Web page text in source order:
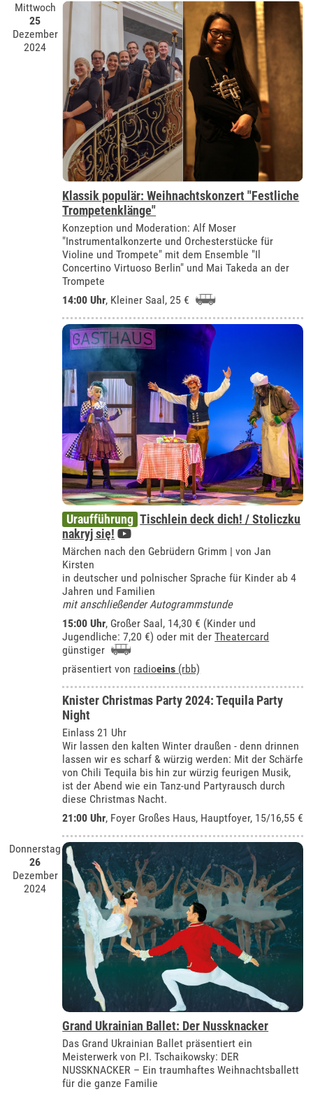
Mittwoch
25
Dezember
2024
Klassik populär: Weihnachtskonzert "Festliche
Trompetenklänge"
Konzeption und Moderation: Alf Moser
"Instrumentalkonzerte und Orchesterstücke für
Violine und Trompete" mit dem Ensemble "Il
Concertino Virtuoso Berlin" und Mai Takeda an der
Trompete
14:00 Uhr, Kleiner Saal, 25 €
Uraufführung Tischlein deck dich! / Stoliczku
nakryj się!
Märchen nach den Gebrüdern Grimm | von Jan
Kirsten
in deutscher und polnischer Sprache für Kinder ab 4
Jahren und Familien
mit anschließender Autogrammstunde
15:00 Uhr, Großer Saal, 14,30 € (Kinder und
Jugendliche: 7,20 €) oder mit derTheatercard
günstiger
präsentiert von radioeins (rbb)
Knister Christmas Party 2024: Tequila Party
Night
Einlass 21 Uhr
Wir lassen den kalten Winter draußen - denn drinnen
lassen wir es scharf & würzig werden: Mit der Schärfe
von Chili Tequila bis hin zur würzig feurigen Musik,
ist der Abend wie ein Tanz-und Partyrausch durch
diese Christmas Nacht.
21:00 Uhr, Foyer Großes Haus, Hauptfoyer, 15/16,55 €
Donnerstag
26
Dezember
2024
Grand Ukrainian Ballet: Der Nussknacker
Das Grand Ukrainian Ballet präsentiert ein
Meisterwerk von P.I. Tschaikowsky: DER
NUSSKNACKER – Ein traumhaftes Weihnachtsballett
für die ganze Familie